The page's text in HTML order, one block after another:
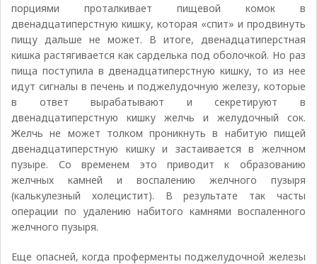
порциями проталкивает пищевой комок в
двенадцатиперстную кишку, которая «спит» и продвинуть
пищу дальше не может. В итоге, двенадцатиперстная
кишка растягивается как сарделька под оболочкой. Но раз
пища поступила в двенадцатиперстную кишку, то из нее
идут сигналы в печень и поджелудочную железу, которые
в ответ вырабатывают и секретируют в
двенадцатиперстную кишку желчь и желудочный сок.
Желчь не может толком проникнуть в набитую пищей
двенадцатиперстную кишку и застаивается в желчном
пузыре. Со временем это приводит к образованию
желчных камней и воспалению желчного пузыря
(калькулезный холецистит). В результате так часты
операции по удалению набитого камнями воспаленного
желчного пузыря.
Еще опасней, когда проферменты поджелудочной железы